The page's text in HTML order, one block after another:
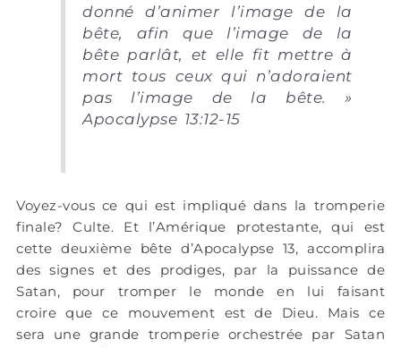
donné d’animer l’image de la
bête, afin que l’image de la
bête parlât, et elle fit mettre à
mort tous ceux qui n’adoraient
pas l’image de la bête. »
Apocalypse 13:12-15
Voyez-vous ce qui est impliqué dans la tromperie
finale? Culte. Et l’Amérique protestante, qui est
cette deuxième bête d’Apocalypse 13, accomplira
des signes et des prodiges, par la puissance de
Satan, pour tromper le monde en lui faisant
croire que ce mouvement est de Dieu. Mais ce
sera une grande tromperie orchestrée par Satan